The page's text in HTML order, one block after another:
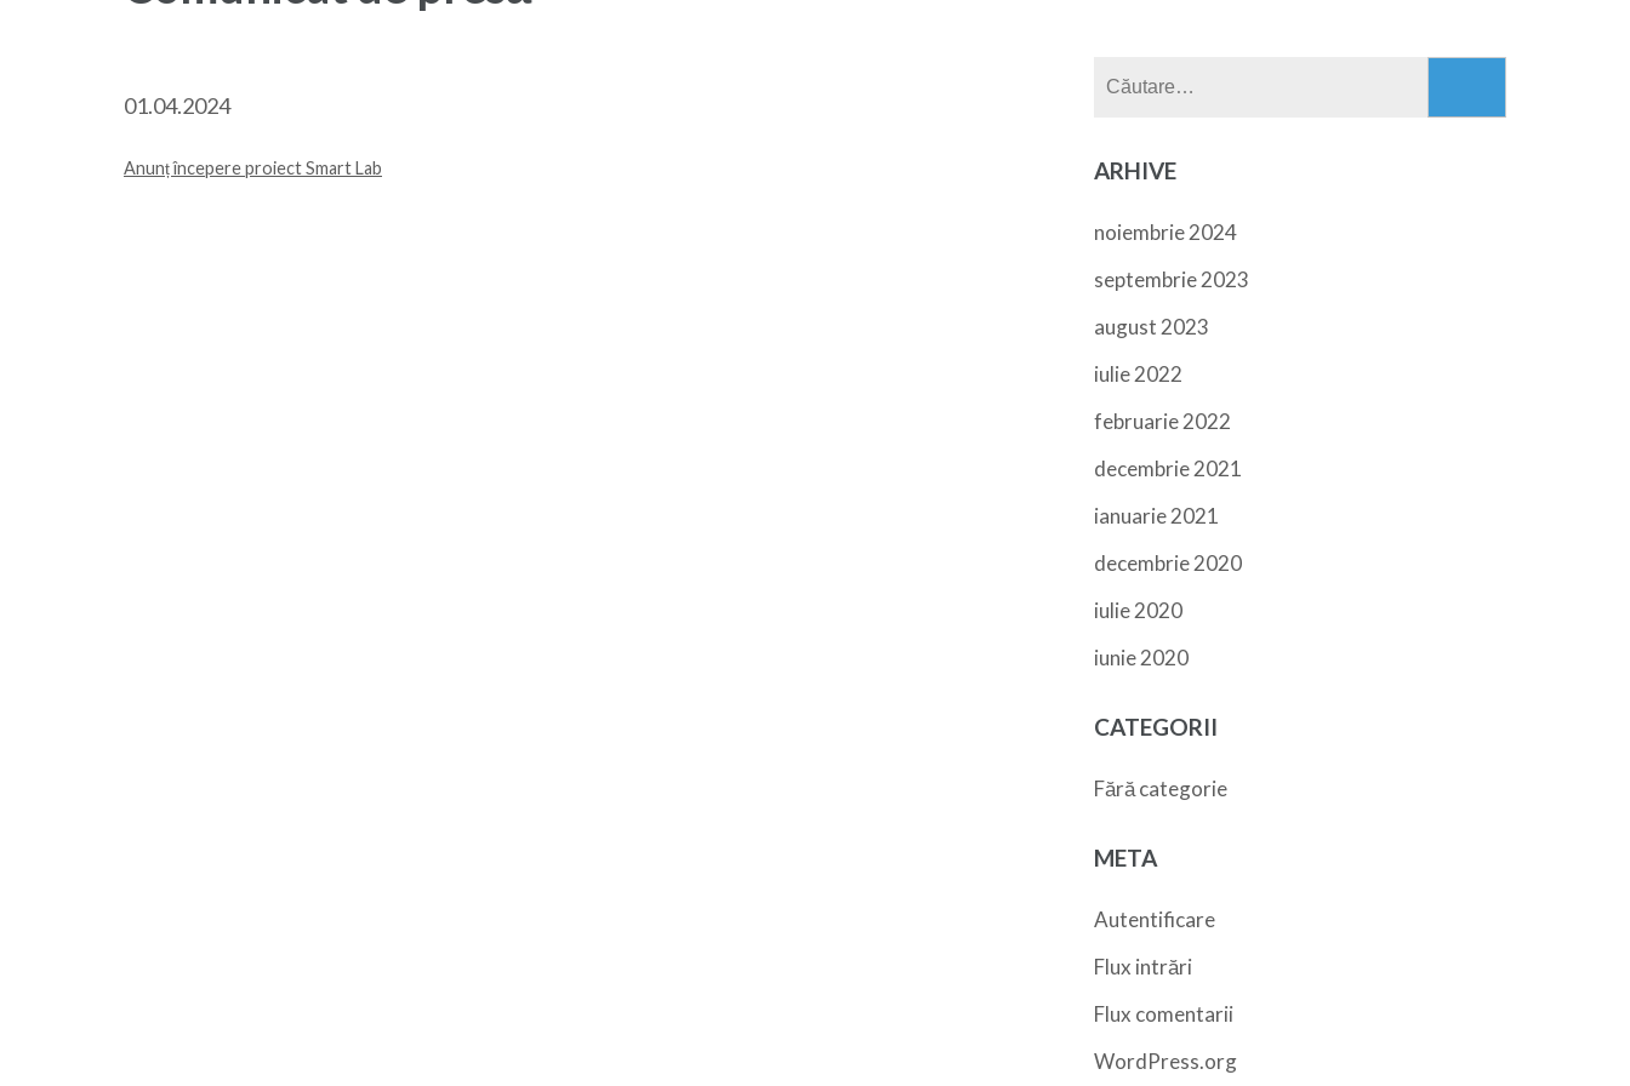
01.04.2024
Anunț începere proiect Smart Lab ARHIVE
noiembrie 2024
septembrie 2023
august 2023
iulie 2022
februarie 2022
decembrie 2021
ianuarie 2021
decembrie 2020
iulie 2020
iunie 2020
CATEGORII
Fără categorie
META
Autentificare
Flux intrări
Flux comentarii
WordPress.org